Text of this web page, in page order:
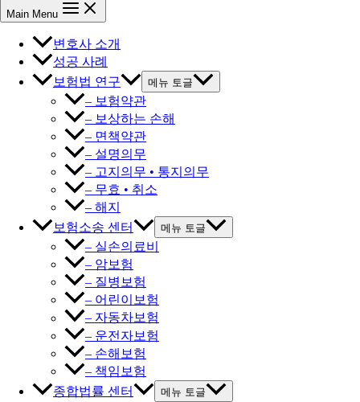
Main Menu
변호사 소개
성공 사례
보험법 연구
메뉴 토글
– 보험약관
– 보상하는 손해
– 면책약관
– 설명의무
– 고지의무 • 통지의무
– 무효 • 취소
– 해지
보험소송 센터
메뉴 토글
– 실손의료비
– 암보험
– 질병보험
– 어린이보험
– 자동차보험
– 운전자보험
– 손해보험
– 책임보험
종합법률 센터
메뉴 토글